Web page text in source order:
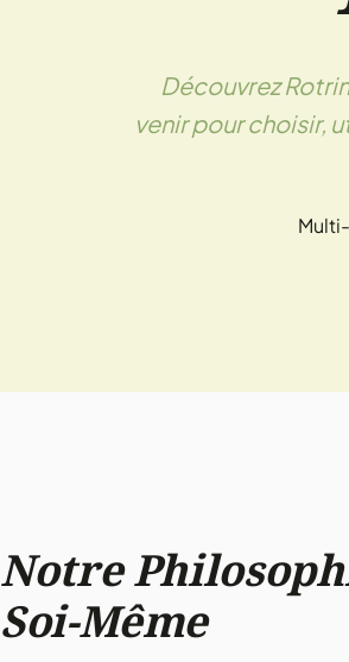
Découvrez
venir pour choisir,
Notre
Soi-Même